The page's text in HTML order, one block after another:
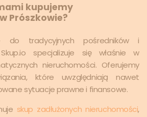
kupujemy
Prószkowie?
do tradycyjnych pośredników i
specjalizuje się właśnie w
nieruchomości. Oferujemy
które uwzględniają nawet
sytuacje prawne i finansowe.
skup zadłużonych nieruchomości,